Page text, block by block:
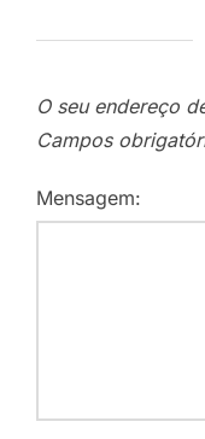
O seu endereço
Campos
Mensagem: